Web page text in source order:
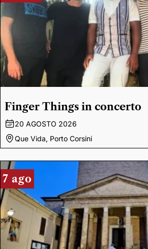
Finger Things in concerto
20 AGOSTO 2026
Que Vida, Porto Corsini
7 ago